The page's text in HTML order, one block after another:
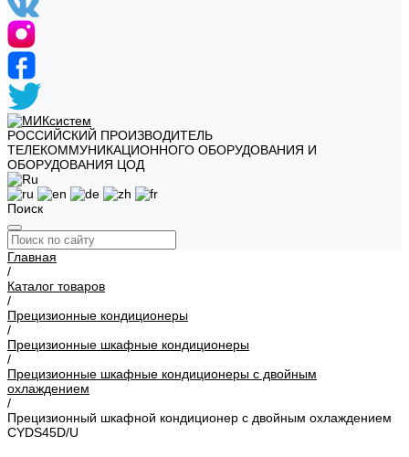
РОССИЙСКИЙ ПРОИЗВОДИТЕЛЬ
ТЕЛЕКОММУНИКАЦИОННОГО ОБОРУДОВАНИЯ И
ОБОРУДОВАНИЯ ЦОД
Поиск
Главная
/
Каталог товаров
/
Прецизионные кондиционеры
/
Прецизионные шкафные кондиционеры
/
Прецизионные шкафные кондиционеры с двойным
охлаждением
/
Прецизионный шкафной кондиционер с двойным охлаждением
CYDS45D/U